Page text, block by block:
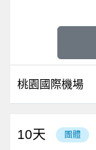
桃園國際機場
團體
10天